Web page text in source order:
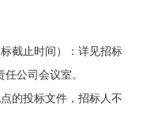
截止时间）：详见招标
公司会议室。
的投标文件，招标人不